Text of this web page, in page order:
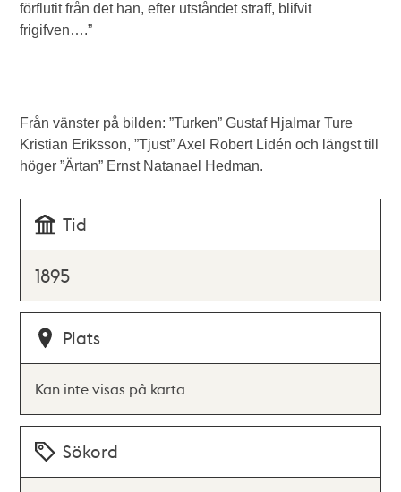
förflutit från det han, efter utståndet straff, blifvit
frigifven….”
Från vänster på bilden: ”Turken” Gustaf Hjalmar Ture
Kristian Eriksson, ”Tjust” Axel Robert Lidén och längst till
höger ”Ärtan” Ernst Natanael Hedman.
Tid
1895
Plats
Kan inte visas på karta
Sökord